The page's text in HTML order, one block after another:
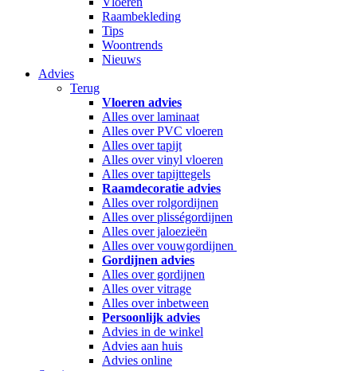
Raambekleding
Tips
Woontrends
Nieuws
Advies
Terug
Vloeren advies
Alles over laminaat
Alles over PVC vloeren
Alles over tapijt
Alles over vinyl vloeren
Alles over tapijttegels
Raamdecoratie advies
Alles over rolgordijnen
Alles over plisségordijnen
Alles over jaloezieën
Alles over vouwgordijnen
Gordijnen advies
Alles over gordijnen
Alles over vitrage
Alles over inbetween
Persoonlijk advies
Advies in de winkel
Advies aan huis
Advies online